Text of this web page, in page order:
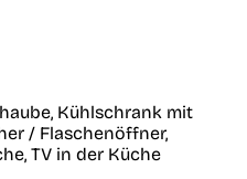
Kühlschrank mit
/ Flaschenöffner,
TV in der Küche